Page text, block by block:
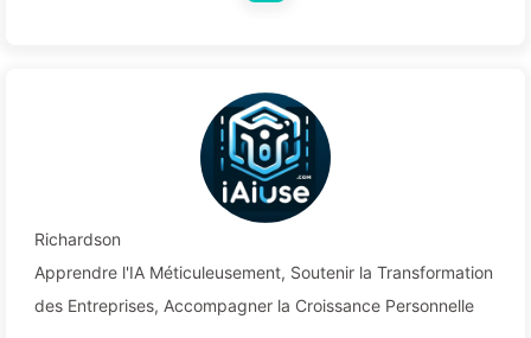
Richardson
Apprendre l'IA Méticuleusement, Soutenir la Transformation
des Entreprises, Accompagner la Croissance Personnelle